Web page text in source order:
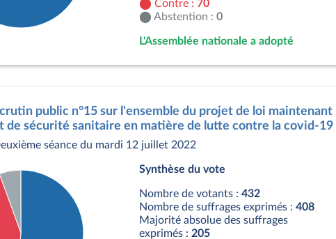
70 députés
Contre : 70
Abstention : 0
L'Assemblée nationale a adopté
public n°15 sur l'ensemble du projet de loi
de sécurité sanitaire en matière de lutte contre la covid-
séance du mardi 12 juillet 2022
Synthèse du vote
Nombre de votants : 432
Nombre de suffrages exprimés : 408
Majorité absolue des suffrages
exprimés : 205